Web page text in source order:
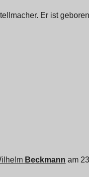
Er ist
Beckmann am